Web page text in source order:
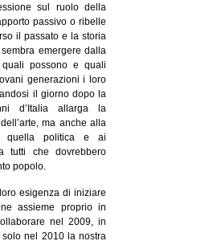
sul ruolo della
passivo o ribelle
il passato e la storia
emergere dalla
possono e quali
generazioni i loro
il giorno dopo la
d’Italia allarga la
ma anche alla
quella politica e ai
tutti che dovrebbero
popolo.
esigenza di iniziare
assieme proprio in
nel 2009, in
nel 2010 la nostra